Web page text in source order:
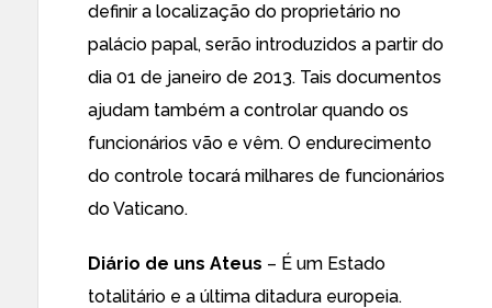
definir a localização do proprietário no
palácio papal, serão introduzidos a partir do
dia 01 de janeiro de 2013. Tais documentos
ajudam também a controlar quando os
funcionários vão e vêm. O endurecimento
do controle tocará milhares de funcionários
do Vaticano.
Diário de uns Ateus – É um Estado
totalitário e a última ditadura europeia.